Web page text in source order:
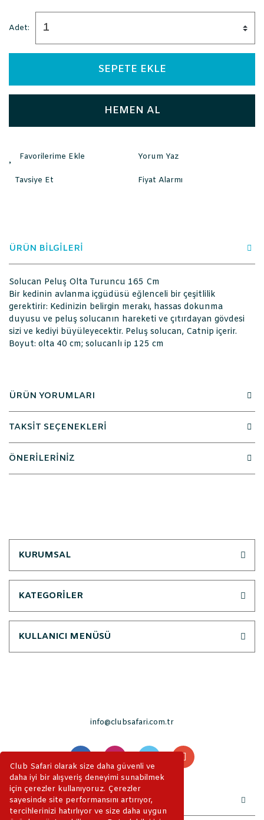
Club Safari olarak size daha güvenli ve
daha iyi bir alışveriş deneyimi sunabilmek
için çerezler kullanıyoruz. Çerezler
sayesinde site performansını artırıyor,
tercihlerinizi hatırlıyor ve size daha uygun
Adet:
SEPETE EKLE
HEMEN AL
Yorum Yaz
Tavsiye Et Fiyat Alarmı
ÜRÜN BİLGİLERİ
Solucan Peluş Olta Turuncu 165 Cm
Bir kedinin avlanma içgüdüsü eğlenceli bir çeşitlilik
gerektirir: Kedinizin belirgin merakı, hassas dokunma
duyusu ve peluş solucanın hareketi ve çıtırdayan gövdesi
sizi ve kediyi büyüleyecektir. Peluş solucan, Catnip içerir.
Boyut: olta 40 cm; solucanlı ip 125 cm
ÜRÜN YORUMLARI
TAKSİT SEÇENEKLERİ
ÖNERİLERİNİZ
KURUMSAL
KATEGORİLER
KULLANICI MENÜSÜ
info@clubsafari.com.tr